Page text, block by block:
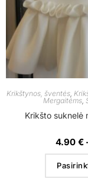
Krikštynos, šventės,
Mergaitėms,
Krikšto suknelė
4.90€